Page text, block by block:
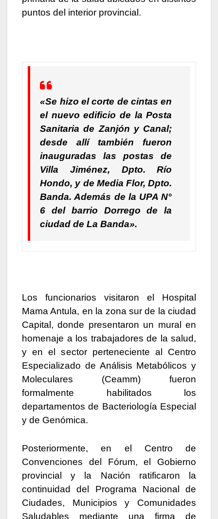
puntos del interior provincial.
«Se hizo el corte de cintas en
el nuevo edificio de la Posta
Sanitaria de Zanjón y Canal;
desde allí también fueron
inauguradas las postas de
Villa Jiménez, Dpto. Río
Hondo, y de Media Flor, Dpto.
Banda. Además de la UPA N°
6 del barrio Dorrego de la
ciudad de La Banda».
Los funcionarios visitaron el Hospital
Mama Antula, en la zona sur de la ciudad
Capital, donde presentaron un mural en
homenaje a los trabajadores de la salud,
y en el sector perteneciente al Centro
Especializado de Análisis Metabólicos y
Moleculares (Ceamm) fueron
formalmente habilitados los
departamentos de Bacteriología Especial
y de Genómica.
Posteriormente, en el Centro de
Convenciones del Fórum, el Gobierno
provincial y la Nación ratificaron la
continuidad del Programa Nacional de
Ciudades, Municipios y Comunidades
Saludables mediante una firma de